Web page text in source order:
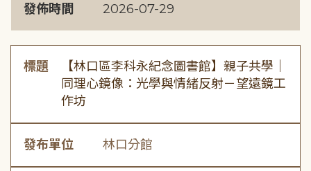
發佈時間 2026-07-29
標題
【林口區李科永紀念圖書館】親子共學｜
同理心鏡像：光學與情緒反射－望遠鏡工
作坊
發布單位 林口分館